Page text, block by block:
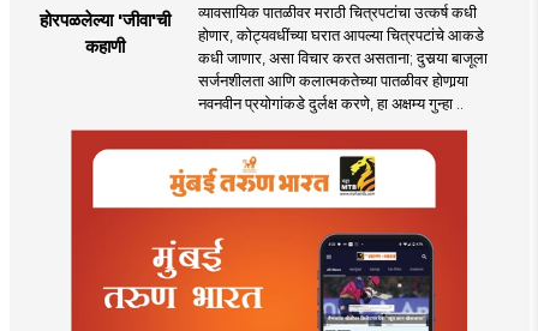
होरपळलेल्या 'जीवा'ची
कहाणी
व्यावसायिक पातळीवर मराठी चित्रपटांचा उत्कर्ष कधी
होणार, कोट्यवधींच्या घरात आपल्या चित्रपटांचे आकडे
कधी जाणार, असा विचार करत असताना; दुसर्‍या बाजूला
सर्जनशीलता आणि कलात्मकतेच्या पातळीवर होणार्‍या
नवनवीन प्रयोगांकडे दुर्लक्ष करणे, हा अक्षम्य गुन्हा ..